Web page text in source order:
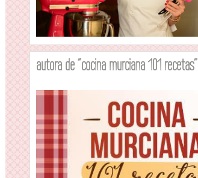
autora de "cocina murciana 101 recetas"